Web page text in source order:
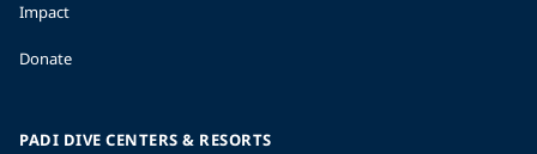
Impact
Donate
PADI DIVE CENTERS & RESORTS